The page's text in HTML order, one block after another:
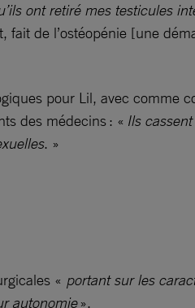
ont retiré mes testicules
de l’ostéopénie [une
pour Lil, avec comme
des médecins : « Ils
. »
« portant sur les
autonomie».